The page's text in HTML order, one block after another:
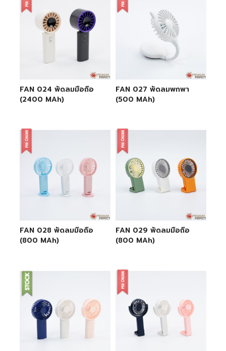
FAN 024 พัดลมมือถือ
(2400 MAh)
FAN 027 พัดลมพกพา
(500 MAh)
FAN 028 พัดลมมือถือ
(800 MAh)
FAN 029 พัดลมมือถือ
(800 MAh)